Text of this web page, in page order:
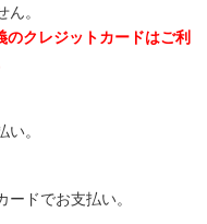
。
クレジットカードはご利
。
ドでお支払い。